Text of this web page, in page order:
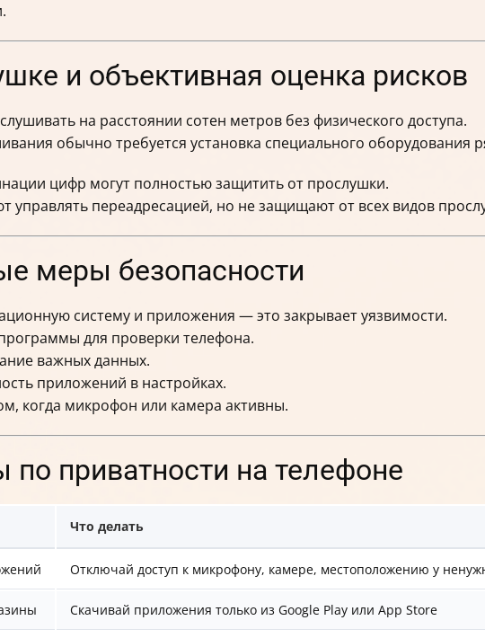
и объективная оценка рисков
на расстоянии сотен метров без физического доступа.
обычно требуется установка специального оборудования
цифр могут полностью защитить от прослушки.
управлять переадресацией, но не защищают от всех видов
меры безопасности
систему и приложения — это закрывает уязвимости.
для проверки телефона.
важных данных.
приложений в настройках.
когда микрофон или камера активны.
по приватности на телефоне
Что делать
Отключай доступ к микрофону, камере, местоположению у
Скачивай приложения только из Google Play или App Store